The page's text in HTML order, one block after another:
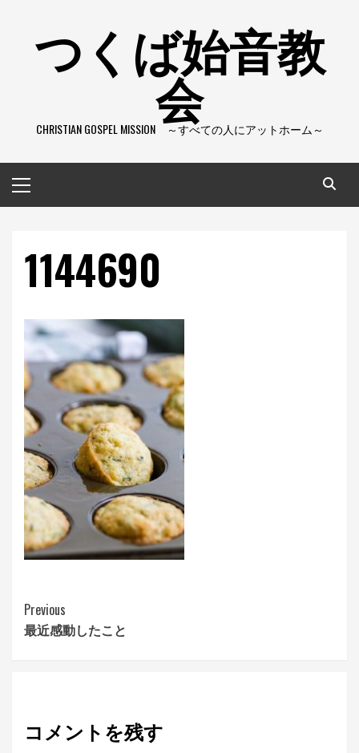
つくば始音教
会
CHRISTIAN GOSPEL MISSION ～すべての人にアットホーム～
イ
ン
1144690
Continue
Reading
Previous
最近感動したこと
コメントを残す